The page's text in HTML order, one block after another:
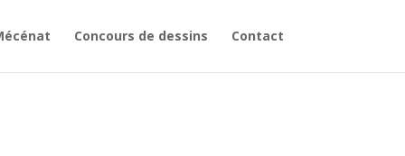
Concours de dessins Contact